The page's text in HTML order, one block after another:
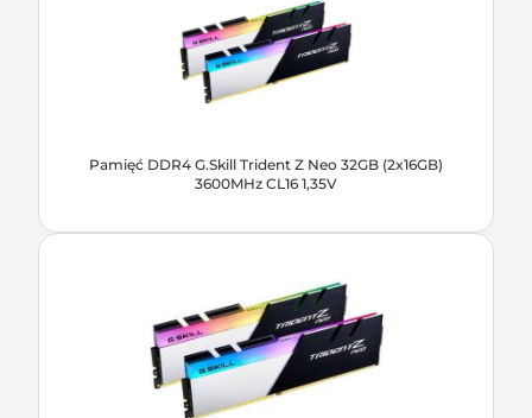
Pamięć DDR4 G.Skill Trident Z Neo 32GB (2x16GB)
3600MHz CL16 1,35V